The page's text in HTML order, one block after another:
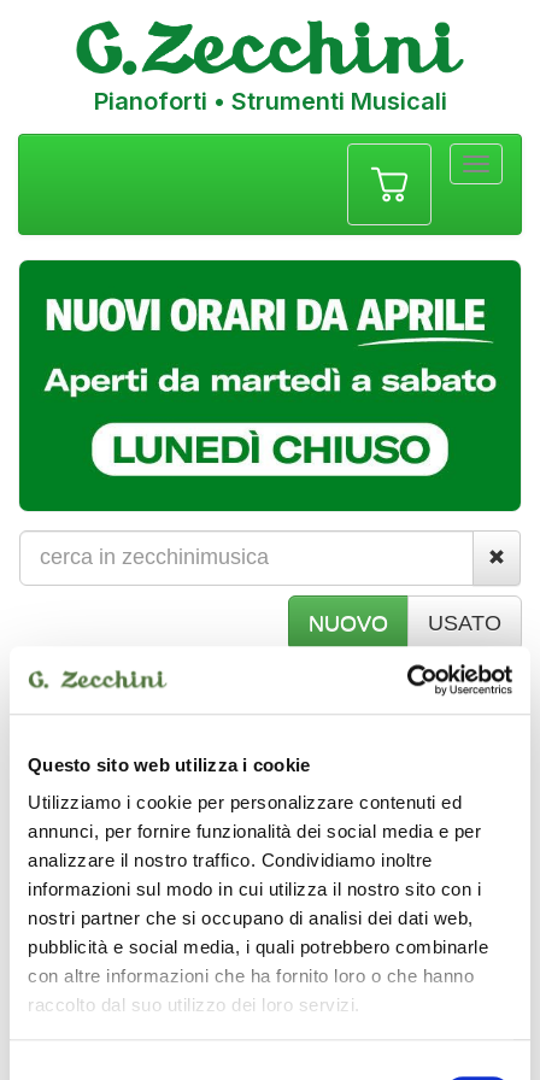
Questo sito web utilizza i cookie
Utilizziamo i cookie per personalizzare contenuti ed
annunci, per fornire funzionalità dei social media e per
analizzare il nostro traffico. Condividiamo inoltre
informazioni sul modo in cui utilizza il nostro sito con i
nostri partner che si occupano di analisi dei dati web,
pubblicità e social media, i quali potrebbero combinarle
con altre informazioni che ha fornito loro o che hanno
raccolto dal suo utilizzo dei loro servizi.
Pianoforti • Strumenti Musicali
NUOVO USATO
A
KEITH MC MILLEN